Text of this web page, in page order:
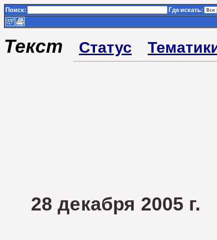
Поиск: Где искать:
Текст Статус
28 декабря 2005